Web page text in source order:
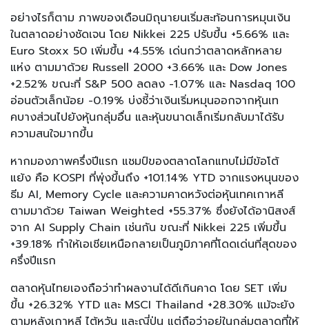
อย่างไรก็ตาม ภาพของเดือนมิถุนายนเริ่มสะท้อนการหมุนเงิน
ในตลาดอย่างชัดเจน โดย Nikkei 225 ปรับขึ้น +5.66% และ
Euro Stoxx 50 เพิ่มขึ้น +4.55% เด่นกว่าตลาดหลักหลาย
แห่ง ตามมาด้วย Russell 2000 +3.66% และ Dow Jones
+2.52% ขณะที่ S&P 500 ลดลง -1.07% และ Nasdaq 100
อ่อนตัวเล็กน้อย -0.19% บ่งชี้ว่าเงินเริ่มหมุนออกจากหุ้นเท
คบางส่วนไปยังหุ้นกลุ่มอื่น และหุ้นขนาดเล็กเริ่มกลับมาได้รับ
ความสนใจมากขึ้น
หากมองภาพครึ่งปีแรก แชมป์ของตลาดโลกแทบไม่มีข้อโต้
แย้ง คือ KOSPI ที่พุ่งขึ้นถึง +101.14% YTD จากแรงหนุนของ
ธีม AI, Memory Cycle และความคาดหวังต่อหุ้นเทคเกาหลี
ตามมาด้วย Taiwan Weighted +55.37% ซึ่งยังได้อานิสงส์
จาก AI Supply Chain เช่นกัน ขณะที่ Nikkei 225 เพิ่มขึ้น
+39.18% ทำให้เอเชียเหนือกลายเป็นภูมิภาคที่โดดเด่นที่สุดของ
ครึ่งปีแรก
ตลาดหุ้นไทยเองถือว่าทำผลงานได้ดีเกินคาด โดย SET เพิ่ม
ขึ้น +26.32% YTD และ MSCI Thailand +28.30% แม้จะยัง